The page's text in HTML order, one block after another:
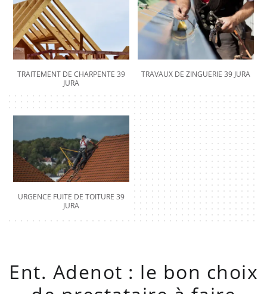
TRAITEMENT DE CHARPENTE 39
JURA
TRAVAUX DE ZINGUERIE 39 JURA
URGENCE FUITE DE TOITURE 39
JURA
Ent. Adenot : le bon choix